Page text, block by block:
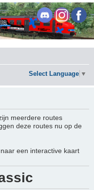
Select Language ▼
meerdere routes
deze routes nu op de
een interactive kaart